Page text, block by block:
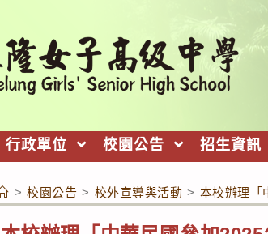
行政單位 校園公告 招生資訊
> 校園公告 > 校外宣導與活動 > 本校辦理「